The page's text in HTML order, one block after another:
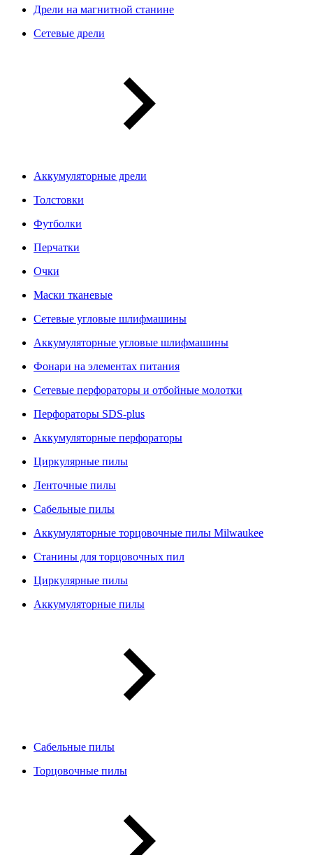
Дрели на магнитной станине
Сетевые дрели
Аккумуляторные дрели
Толстовки
Футболки
Перчатки
Очки
Маски тканевые
Сетевые угловые шлифмашины
Аккумуляторные угловые шлифмашины
Фонари на элементах питания
Сетевые перфораторы и отбойные молотки
Перфораторы SDS-plus
Аккумуляторные перфораторы
Циркулярные пилы
Ленточные пилы
Сабельные пилы
Аккумуляторные торцовочные пилы Milwaukee
Станины для торцовочных пил
Циркулярные пилы
Аккумуляторные пилы
Сабельные пилы
Торцовочные пилы